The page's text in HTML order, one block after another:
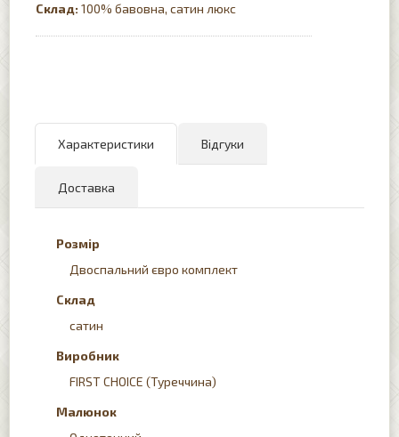
Склад: 100% бавовна, сатин люкс
Характеристики Відгуки
Доставка
Розмір
Двоспальний євро комплект
Склад
сатин
Виробник
FIRST CHOICE (Туреччина)
Малюнок